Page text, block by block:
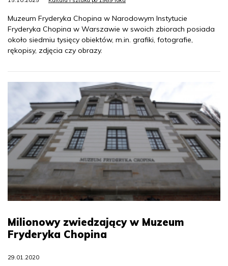
Muzeum Fryderyka Chopina w Narodowym Instytucie
Fryderyka Chopina w Warszawie w swoich zbiorach posiada
około siedmiu tysięcy obiektów, m.in. grafiki, fotografie,
rękopisy, zdjęcia czy obrazy.
Milionowy zwiedzający w Muzeum
Fryderyka Chopina
29.01.2020